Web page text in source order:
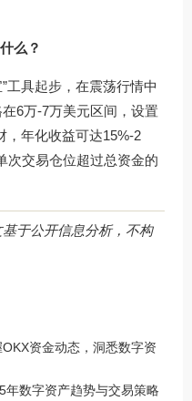
么？
工具起步，在震荡行情中
6万-7万美元区间，设置
，年化收益可达15%-2
次交易仓位超过总资金的
于公开信息分析，不构
资金动态，洞悉数字资
年数字资产趋势与交易策略